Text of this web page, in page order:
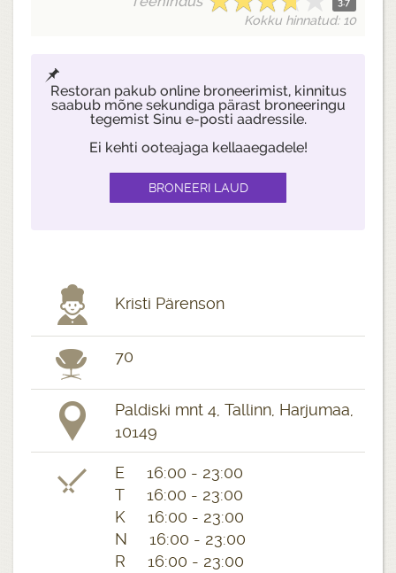
Kokku hinnatud: 10
Restoran pakub online broneerimist, kinnitus
saabub mõne sekundiga pärast broneeringu
tegemist Sinu e-posti aadressile.
Ei kehti ooteajaga kellaaegadele!
Kristi Pärenson
70
Paldiski mnt 4, Tallinn, Harjumaa,
10149
E 16:00 - 23:00
T 16:00 - 23:00
K 16:00 - 23:00
N 16:00 - 23:00
R 16:00 - 23:00